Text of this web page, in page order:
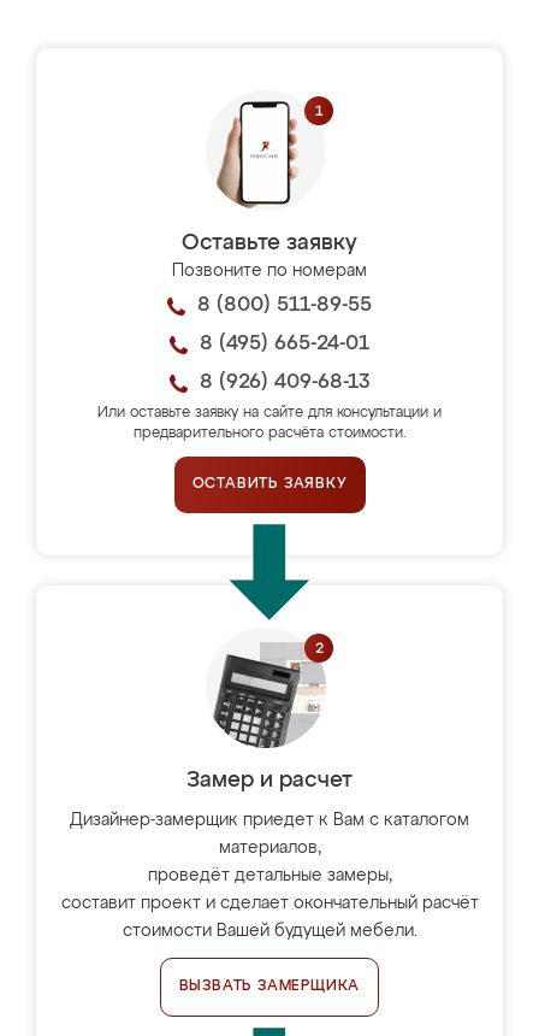
Оставьте заявку
Позвоните по номерам
8 (800) 511-89-55
8 (495) 665-24-01
8 (926) 409-68-13
Или оставьте заявку на сайте для консультации и
предварительного расчёта стоимости.
ОСТАВИТЬ ЗАЯВКУ
Замер и расчет
Дизайнер-замерщик приедет к Вам с каталогом
материалов,
проведёт детальные замеры,
составит проект и сделает окончательный расчёт
стоимости Вашей будущей мебели.
ВЫЗВАТЬ ЗАМЕРЩИКА